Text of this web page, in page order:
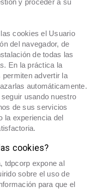
y proceder a su
cookies el Usuario
del navegador, de
de todas las
En la práctica la
advertir la
automáticamente.
usando nuestro
de sus servicios
la experiencia del
cookies?
tdpcorp expone al
sobre el uso de
para que el